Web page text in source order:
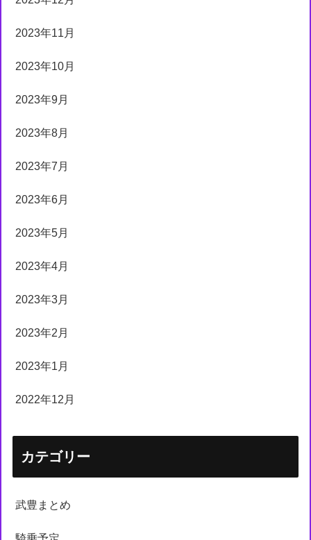
2023年11月
2023年10月
2023年9月
2023年8月
2023年7月
2023年6月
2023年5月
2023年4月
2023年3月
2023年2月
2023年1月
2022年12月
カテゴリー
武豊まとめ